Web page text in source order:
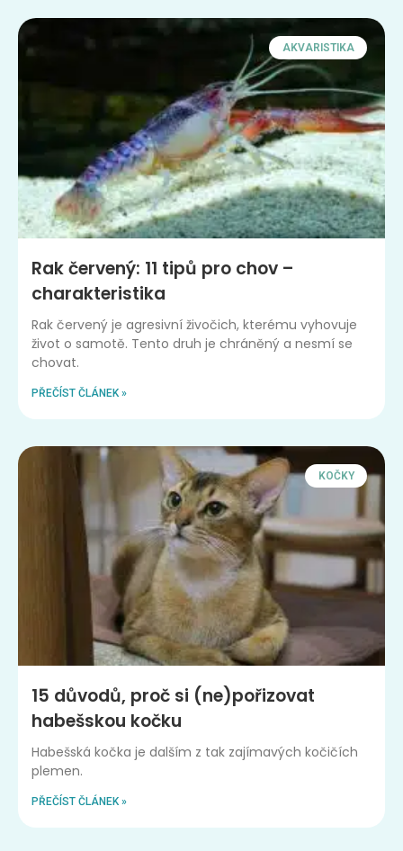
AKVARISTIKA
Rak červený: 11 tipů pro chov –
charakteristika
Rak červený je agresivní živočich, kterému vyhovuje
život o samotě. Tento druh je chráněný a nesmí se
chovat.
PŘEČÍST ČLÁNEK »
KOČKY
15 důvodů, proč si (ne)pořizovat
habešskou kočku
Habešská kočka je dalším z tak zajímavých kočičích
plemen.
PŘEČÍST ČLÁNEK »